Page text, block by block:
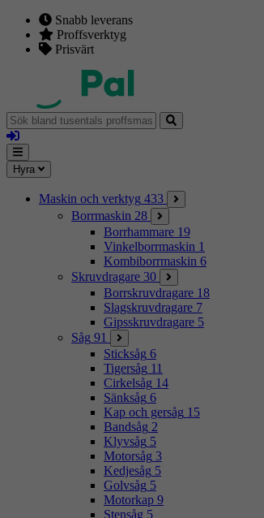
Snabb leverans
Proffsverktyg
Prisvärt
Sök
bland
tusentals
proffsmaskiner
Logga
in
Mina
sidor
Meny
Hyra
Maskin och verktyg 433
Borrmaskin 28
Borrhammare 19
Vinkelborrmaskin 1
Kombiborrmaskin 6
Skruvdragare 30
Borrskruvdragare 18
Slagskruvdragare 7
Gipsskruvdragare 5
Såg 91
Sticksåg 6
Tigersåg 11
Cirkelsåg 14
Sänksåg 6
Kap och gersåg 15
Bandsåg 2
Klyvsåg 5
Motorsåg 3
Kedjesåg 5
Golvsåg 5
Motorkap 9
Stensåg 5